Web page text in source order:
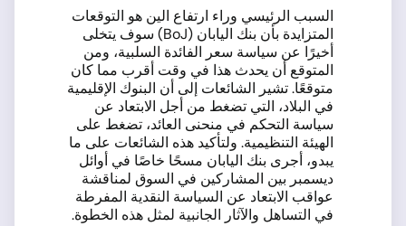
السبب الرئيسي وراء ارتفاع الين هو التوقعات
المتزايدة بأن بنك اليابان (BoJ) سوف يتخلى
أخيرًا عن سياسة سعر الفائدة السلبية، ومن
المتوقع أن يحدث هذا في وقت أقرب مما كان
متوقعًا. تشير الشائعات إلى أن البنوك الإقليمية
في البلاد، التي تضغط من أجل الابتعاد عن
سياسة التحكم في منحنى العائد، تضغط على
الهيئة التنظيمية. ولتأكيد هذه الشائعات على ما
يبدو، أجرى بنك اليابان مسحًا خاصًا في أوائل
ديسمبر بين المشاركين في السوق لمناقشة
عواقب الابتعاد عن السياسة النقدية المفرطة
في التساهل والآثار الجانبية لمثل هذه الخطوة.